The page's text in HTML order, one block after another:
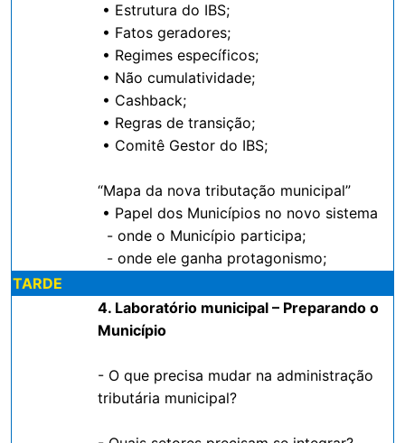
• Estrutura do IBS;
• Fatos geradores;
• Regimes específicos;
• Não cumulatividade;
• Cashback;
• Regras de transição;
• Comitê Gestor do IBS;
“Mapa da nova tributação municipal”
• Papel dos Municípios no novo sistema
- onde o Município participa;
- onde ele ganha protagonismo;
TARDE
4. Laboratório municipal – Preparando o
Município
- O que precisa mudar na administração
tributária municipal?